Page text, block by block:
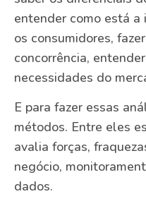
entender como está a
os consumidores,
concorrência,
necessidades do
E para fazer essas
métodos. Entre eles
avalia forças,
negócio,
dados.